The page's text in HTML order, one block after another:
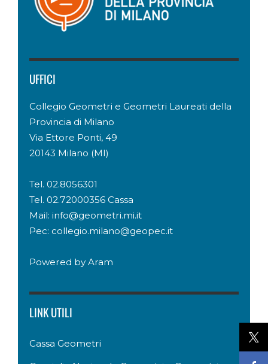
UFFICI
Collegio Geometri e Geometri Laureati della
Provincia di Milano
Via Ettore Ponti, 49
20143 Milano (MI)
Tel. 02.8056301
Tel. 02.72000356 Cassa
Mail: info@geometri.mi.it
Pec: collegio.milano@geopec.it
Powered byAram
LINK UTILI
Cassa Geometri